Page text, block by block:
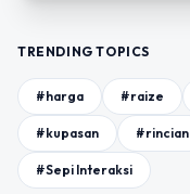
TRENDING TOPICS
#harga #raize
#kupasan #rincian
#Sepi Interaksi